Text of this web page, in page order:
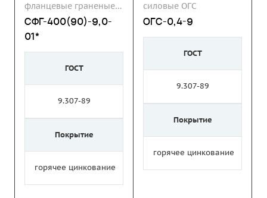
фланцевые граненые
СФГ
СФГ-400(90)-9,0-
01*
ГОСТ
9.307-89
Покрытие
горячее цинкование
силовые ОГС
ОГС-0,4-9
ГОСТ
9.307-89
Покрытие
горячее цинкование